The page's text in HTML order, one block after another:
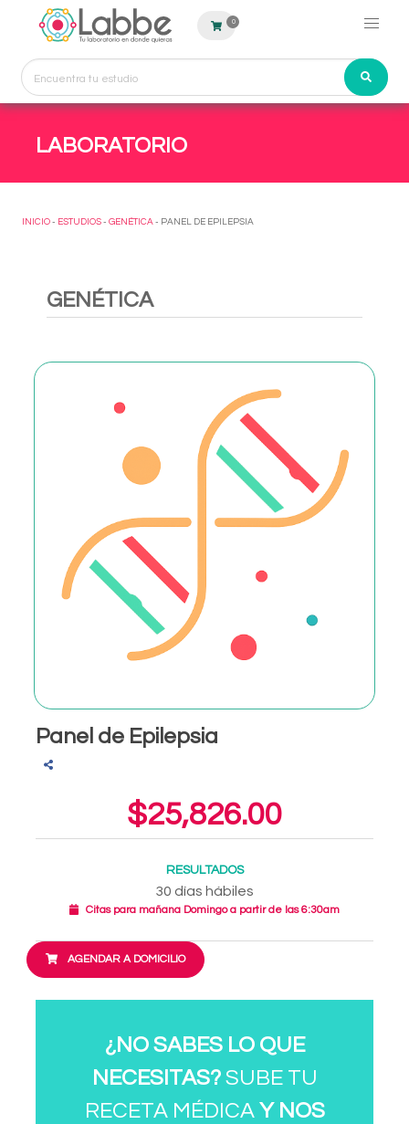
0
LABORATORIO
INICIO - ESTUDIOS - GENÉTICA - PANEL DE EPILEPSIA
GENÉTICA
Panel de Epilepsia
$25,826.00
RESULTADOS
30 días hábiles
Citas para mañana Domingo a partir de las 6:30am
AGENDAR A DOMICILIO
¿NO SABES LO QUE
NECESITAS?SUBE TU
RECETA MÉDICA Y NOS